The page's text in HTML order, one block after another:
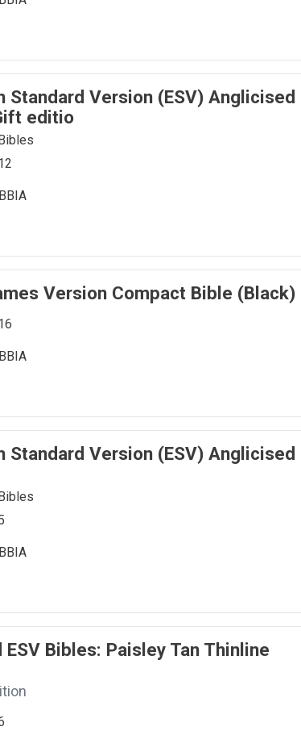
Standard Version (ESV) Anglicised
editio
Version Compact Bible (Black)
Standard Version (ESV) Anglicised
Bibles: Paisley Tan Thinline